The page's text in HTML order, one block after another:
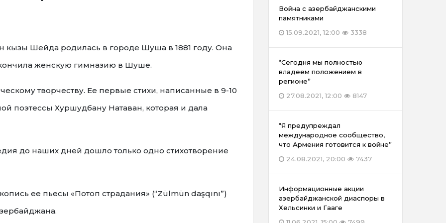
кызы Шейда родилась в городе Шуша в 1881 году. Она
женскую гимназию в Шуше.
творчеству. Ее первые стихи, написанные в 9-10
поэтессы Хуршудбану Натаван, которая и дала
до наших дней дошло только одно стихотворение
ее пьесы «Потоп страдания» (“Zülmün daşqını”)
Война с азербайджанскими
памятниками
15.09.2021, 12:00
3338
“Сегодня мы полностью
владеем положением в
регионе”
27.08.2021, 12:00
8147
“Я предупреждал
международное сообщество,
что Армения готовится к войне”
24.08.2021, 20:00
7437
Информационные акции
азербайджанской диаспоры в
Хельсинки и Гааге